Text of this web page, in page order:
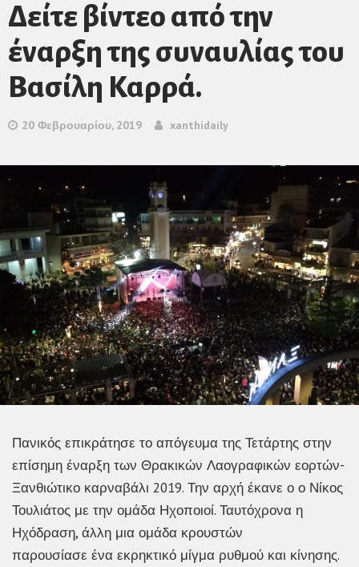
Δείτε βίντεο από την
έναρξη της συναυλίας του
Βασίλη Καρρά.
20 Φεβρουαρίου, 2019 xanthidaily
Πανικός επικράτησε το απόγευμα της Τετάρτης στην
επίσημη έναρξη των Θρακικών Λαογραφικών εορτών-
Ξανθιώτικο καρναβάλι 2019. Την αρχή έκανε ο ο Νίκος
Τουλιάτος με την ομάδα Ηχοποιοί. Ταυτόχρονα η
Ηχόδραση, άλλη μια ομάδα κρουστών
παρουσίασε ένα εκρηκτικό μίγμα ρυθμού και κίνησης.